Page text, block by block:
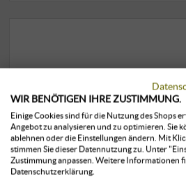
WIR BENÖTIGEN IHRE ZUSTIMMUNG.
Einige Cookies sind für die Nutzung des Shops
Angebot zu analysieren und zu optimieren. Sie
ablehnen oder die Einstellungen ändern. Mit
stimmen Sie dieser Datennutzung zu. Unter
Zustimmung anpassen. Weitere Informationen
Datenschutzerklärung.